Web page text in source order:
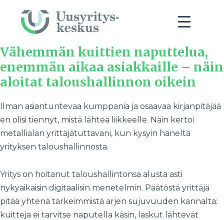
Vähemmän kuittien naputtelua,
enemmän aikaa asiakkaille – näin
aloitat taloushallinnon oikein
Ilman asiantuntevaa kumppania ja osaavaa kirjanpitäjää
en olisi tiennyt, mistä lähteä liikkeelle. Näin kertoi
metallialan yrittäjätuttavani, kun kysyin häneltä
yrityksen taloushallinnosta.
Yritys on hoitanut taloushallintonsa alusta asti
nykyaikaisin digitaalisin menetelmin. Päätöstä yrittäjä
pitää yhtenä tärkeimmistä arjen sujuvuuden kannalta:
kuitteja ei tarvitse naputella käsin, laskut lähtevät